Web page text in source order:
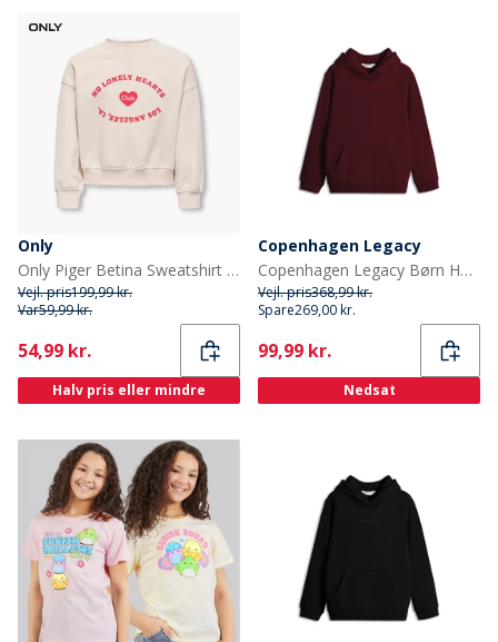
Only
Only Piger Betina Sweatshirt Whitecap Gray
Vejl. pris199,99 kr.
Var59,99 kr.
Current
54,99 kr.
Halv pris eller mindre
Copenhagen Legacy
Copenhagen Legacy Børn Hættetrøjer Bordeaux
Vejl. pris368,99 kr.
Spare269,00 kr.
Current
99,99 kr.
Nedsat